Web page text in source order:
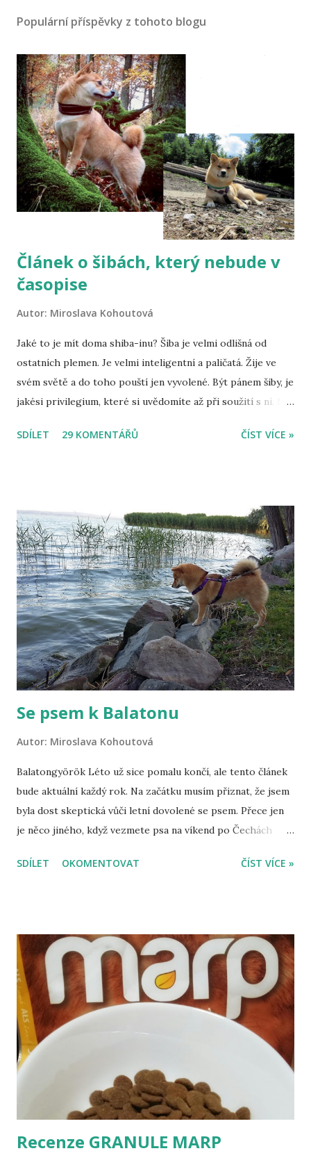
Populární příspěvky z tohoto blogu
Článek o šibách, který nebude v
časopise
Autor: Miroslava Kohoutová
Jaké to je mít doma shiba-inu? Šiba je velmi odlišná od
ostatních plemen. Je velmi inteligentní a paličatá. Žije ve
svém světě a do toho pouští jen vyvolené. Být pánem šiby, je
jakési privilegium, které si uvědomíte až při soužití s ní. Mít
Někteří možná namítnou, že to nelze vědět u žádného psa,
musíte pochopit ji. Musíte ji respektovat a stanovovat
hranice velmi opatrně, protože cokoliv uděláte špatně,
xkrát se vám vrátí. Šiba není klasický pes, je to snad jiný
živočišný druh. Je hrozně věrná, oddaná, ale přitom
maximálně samostatná. Ona pány svým způsobem
nepotřebuje, oni prostě potřebují ji. Je hodně klidná a
rozvážná. Prostě nad vším hrozně dlouho přemýšlí. Je
čistotná a tichá, takže ideální pes do bytu. Je shiba
vycvičitelný ...
SDÍLET 29 KOMENTÁŘŮ ČÍST VÍCE »
Se psem k Balatonu
Autor: Miroslava Kohoutová
Balatongyörök Léto už sice pomalu končí, ale tento článek
bude aktuální každý rok. Na začátku musím přiznat, že jsem
byla dost skeptická vůči letní dovolené se psem. Přece jen
je něco jiného, když vezmete psa na víkend po Čechách
v našem případě k Balatonu. Zpětně ale musím říci, že jsem
se psem k Balatonu: Hrad Sümeg Zařiďte si cestovní pas
pro psa – zní to složitě, ale pas funguje jako očkovací
průkaz. Dojděte si ke svému veterináři, který vám pas
vystaví, a zároveň s tím psa naočkuje. Pokud tedy víte, že se
psem budete chtít někdy vycestovat, nechte mu pas vystavit
automaticky při očkování, protože jinak ho budete muset
přeočkovat, i když ještě jeho očkování bude v platnosti. Po
SDÍLET OKOMENTOVAT ČÍST VÍCE »
Recenze GRANULE MARP